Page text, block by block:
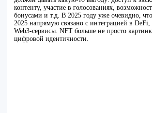
контенту, участие в голосованиях,
бонусами и т.д. В 2025 году уже очевидно,
2025 напрямую связано с интеграцией в
Web3-сервисы. NFT больше не просто
цифровой идентичности.